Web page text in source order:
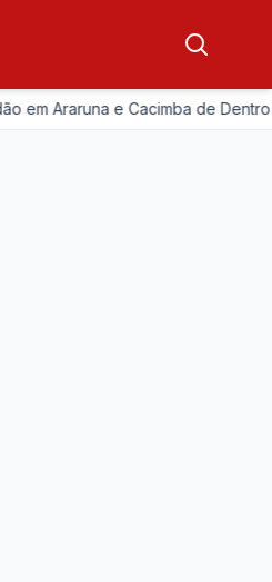
e Cacimba de Dentro —